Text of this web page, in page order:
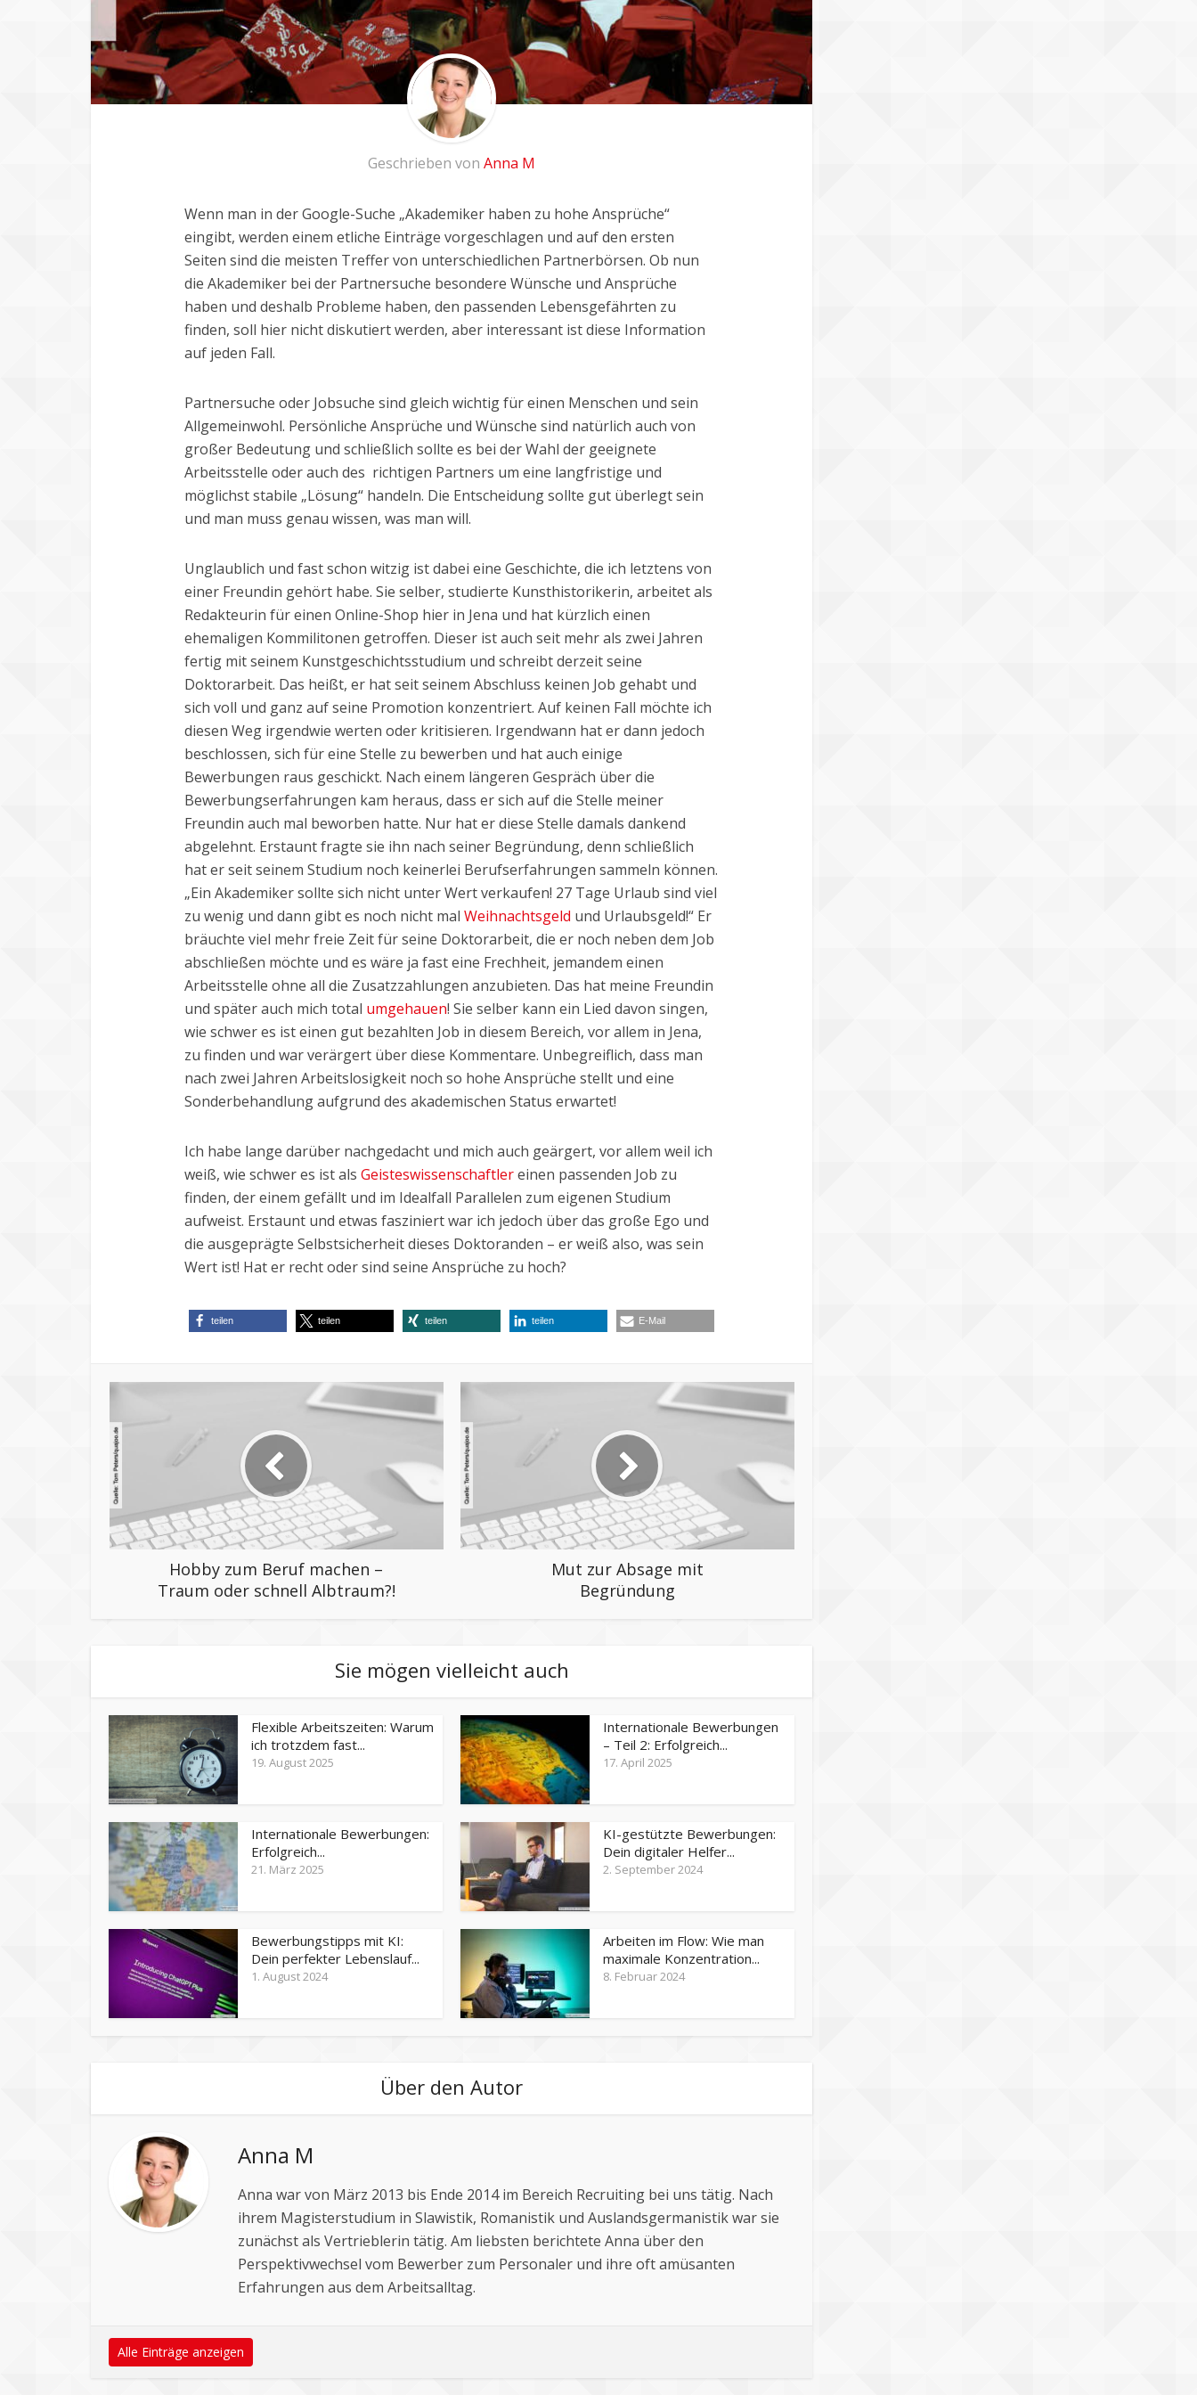
Geschrieben von Anna M
Wenn man in der Google-Suche „Akademiker haben zu hohe Ansprüche“
eingibt, werden einem etliche Einträge vorgeschlagen und auf den ersten
Seiten sind die meisten Treffer von unterschiedlichen Partnerbörsen. Ob nun
die Akademiker bei der Partnersuche besondere Wünsche und Ansprüche
haben und deshalb Probleme haben, den passenden Lebensgefährten zu
finden, soll hier nicht diskutiert werden, aber interessant ist diese Information
auf jeden Fall.
Partnersuche oder Jobsuche sind gleich wichtig für einen Menschen und sein
Allgemeinwohl. Persönliche Ansprüche und Wünsche sind natürlich auch von
großer Bedeutung und schließlich sollte es bei der Wahl der geeignete
Arbeitsstelle oder auch des richtigen Partners um eine langfristige und
möglichst stabile „Lösung“ handeln. Die Entscheidung sollte gut überlegt sein
und man muss genau wissen, was man will.
Unglaublich und fast schon witzig ist dabei eine Geschichte, die ich letztens von
einer Freundin gehört habe. Sie selber, studierte Kunsthistorikerin, arbeitet als
Redakteurin für einen Online-Shop hier in Jena und hat kürzlich einen
ehemaligen Kommilitonen getroffen. Dieser ist auch seit mehr als zwei Jahren
fertig mit seinem Kunstgeschichtsstudium und schreibt derzeit seine
Doktorarbeit. Das heißt, er hat seit seinem Abschluss keinen Job gehabt und
sich voll und ganz auf seine Promotion konzentriert. Auf keinen Fall möchte ich
diesen Weg irgendwie werten oder kritisieren. Irgendwann hat er dann jedoch
beschlossen, sich für eine Stelle zu bewerben und hat auch einige
Bewerbungen raus geschickt. Nach einem längeren Gespräch über die
Bewerbungserfahrungen kam heraus, dass er sich auf die Stelle meiner
Freundin auch mal beworben hatte. Nur hat er diese Stelle damals dankend
abgelehnt. Erstaunt fragte sie ihn nach seiner Begründung, denn schließlich
hat er seit seinem Studium noch keinerlei Berufserfahrungen sammeln können.
„Ein Akademiker sollte sich nicht unter Wert verkaufen! 27 Tage Urlaub sind viel
zu wenig und dann gibt es noch nicht mal Weihnachtsgeld und Urlaubsgeld!“ Er
bräuchte viel mehr freie Zeit für seine Doktorarbeit, die er noch neben dem Job
abschließen möchte und es wäre ja fast eine Frechheit, jemandem einen
Arbeitsstelle ohne all die Zusatzzahlungen anzubieten. Das hat meine Freundin
und später auch mich total umgehauen! Sie selber kann ein Lied davon singen,
wie schwer es ist einen gut bezahlten Job in diesem Bereich, vor allem in Jena,
zu finden und war verärgert über diese Kommentare. Unbegreiflich, dass man
nach zwei Jahren Arbeitslosigkeit noch so hohe Ansprüche stellt und eine
Sonderbehandlung aufgrund des akademischen Status erwartet!
Ich habe lange darüber nachgedacht und mich auch geärgert, vor allem weil ich
weiß, wie schwer es ist als Geisteswissenschaftlereinen passenden Job zu
finden, der einem gefällt und im Idealfall Parallelen zum eigenen Studium
aufweist. Erstaunt und etwas fasziniert war ich jedoch über das große Ego und
die ausgeprägte Selbstsicherheit dieses Doktoranden – er weiß also, was sein
Wert ist! Hat er recht oder sind seine Ansprüche zu hoch?
teilen teilen teilen teilen E-Mail
Hobby zum Beruf machen –
Traum oder schnell Albtraum?!
Mut zur Absage mit
Begründung
Sie mögen vielleicht auch
Flexible Arbeitszeiten: Warum
ich trotzdem fast...
19. August 2025
Internationale Bewerbungen
– Teil 2: Erfolgreich...
17. April 2025
Internationale Bewerbungen:
Erfolgreich...
21. März 2025
KI-gestützte Bewerbungen:
Dein digitaler Helfer...
2. September 2024
Bewerbungstipps mit KI:
Dein perfekter Lebenslauf...
1. August 2024
Arbeiten im Flow: Wie man
maximale Konzentration...
8. Februar 2024
Über den Autor
Anna M
Anna war von März 2013 bis Ende 2014 im Bereich Recruiting bei uns tätig. Nach
ihrem Magisterstudium in Slawistik, Romanistik und Auslandsgermanistik war sie
zunächst als Vertrieblerin tätig. Am liebsten berichtete Anna über den
Perspektivwechsel vom Bewerber zum Personaler und ihre oft amüsanten
Erfahrungen aus dem Arbeitsalltag.
Alle Einträge anzeigen